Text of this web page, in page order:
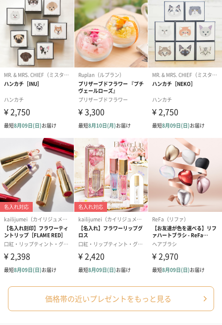
ゼリーバウム カット
（レモン＆紅茶）（432
円）
麦わらパンダバウム
（バナナ味）（540円）
3層デザート
ェ〜国産フル
り〜 3号（864
スキンケアグッズ
スキンケアグッズを同梱してお届けします。
ハンドクリーム3本セッ
ト【ありがとう】
（1,100円）
シャワージェル＆ハン
ドクリーム（ピンクグ
レープフルーツ）
（2,145円）
シャワージェ
ドクリーム（
ッシュローズ
円）
リラックスグッズ
リラックスグッズを同梱してお届けします。
価格帯の近いプレゼントをもっと見る